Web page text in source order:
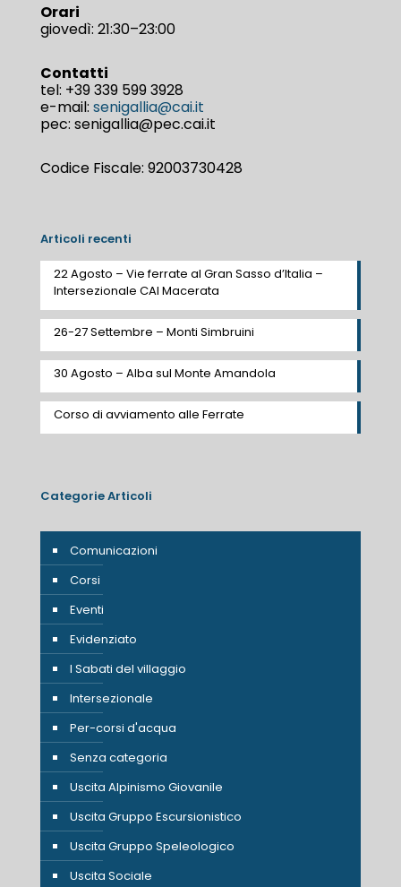
Orari
giovedì: 21:30–23:00
Contatti
tel: +39 339 599 3928
e-mail: senigallia@cai.it
pec: senigallia@pec.cai.it
Codice Fiscale: 92003730428
Articoli recenti
22 Agosto – Vie ferrate al Gran Sasso d’Italia –
Intersezionale CAI Macerata
26-27 Settembre – Monti Simbruini
30 Agosto – Alba sul Monte Amandola
Corso di avviamento alle Ferrate
Categorie Articoli
Comunicazioni
Corsi
Eventi
Evidenziato
I Sabati del villaggio
Intersezionale
Per-corsi d'acqua
Senza categoria
Uscita Alpinismo Giovanile
Uscita Gruppo Escursionistico
Uscita Gruppo Speleologico
Uscita Sociale